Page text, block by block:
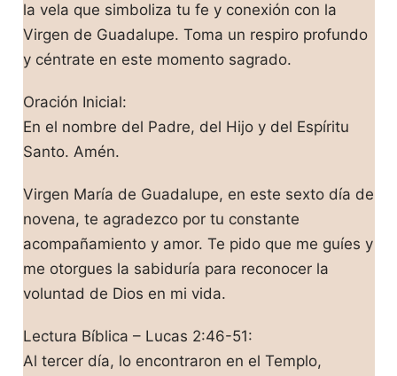
la vela que simboliza tu fe y conexión con la
Virgen de Guadalupe. Toma un respiro profundo
y céntrate en este momento sagrado.
Oración Inicial:
En el nombre del Padre, del Hijo y del Espíritu
Santo. Amén.
Virgen María de Guadalupe, en este sexto día de
novena, te agradezco por tu constante
acompañamiento y amor. Te pido que me guíes y
me otorgues la sabiduría para reconocer la
voluntad de Dios en mi vida.
Lectura Bíblica – Lucas 2:46-51:
Al tercer día, lo encontraron en el Templo,